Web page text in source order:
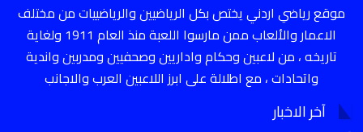
موقع رياضي اردني يختص بكل الرياضيين والرياضييات من مختلف
الاعمار والألعاب ممن مارسوا اللعبة منذ العام 1911 ولغاية
تاريخه ، من لاعبين وحكام واداريين وصحفيين ومدربين واندية
واتحادات ، مع اطلالة على ابرز اللاعبين العرب والاجانب
آخر الاخبار